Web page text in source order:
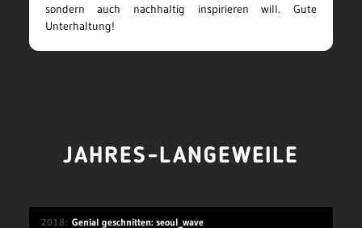
sondern auch nachhaltig inspirieren will. Gute
Unterhaltung!
JAHRES-LANGEWEILE
2018 Genial geschnitten: seoul_wave